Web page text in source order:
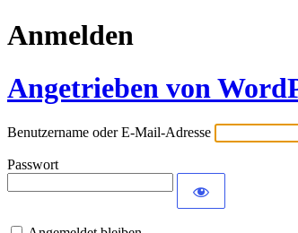
Anmelden
Angetrieben von
Benutzername oder E-Mail-Adresse
Passwort